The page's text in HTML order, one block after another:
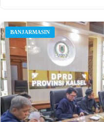
BANJARMASIN